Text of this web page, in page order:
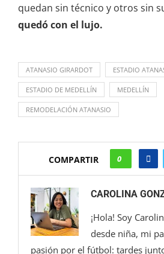
quedan sin técnico y otros sin
quedó con el lujo.
ATANASIO GIRARDOT ESTADIO
ESTADIO DE MEDELLÍN MEDELLÍN
REMODELACIÓN ATANASIO
COMPARTIR 0
CAROLINA
¡Hola! Soy
desde niña, mi
pasión por el fútbol: tardes